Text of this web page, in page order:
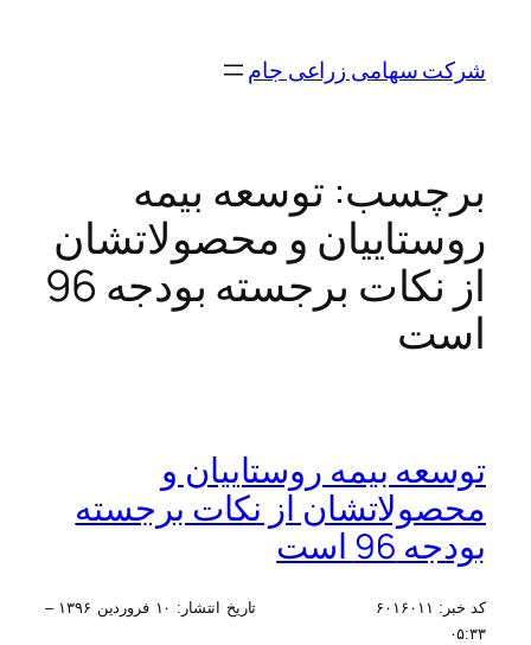
محتواشرکت سهامی زراعی جام
برچسب: توسعه بیمه
روستاییان و محصولاتشان
از نکات برجسته بودجه 96
است
توسعه بیمه روستاییان و
محصولاتشان از نکات برجسته
بودجه 96 است
کد خبر: ۶۰۱۶۰۱۱ تاریخ انتشار:
۱۰ فروردين ۱۳۹۶ –
۰۵:۳۳